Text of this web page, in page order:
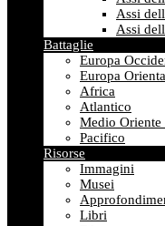
Assi
Assi
Battaglie
Europa
Europa
Africa
Atlantico
Medio Oriente
Pacifico
Risorse
Immagini
Musei
Libri